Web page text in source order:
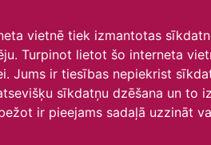
vietnē tiek izmantotas
Turpinot lietot šo interneta
Jums ir tiesības nepiekrist
sīkdatņu dzēšana un to
ir pieejams sadaļā uzzināt
skola